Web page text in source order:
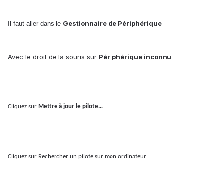
Il faut aller dans le Gestionnaire de Périphérique
Avec le droit de la souris sur Périphérique inconnu
Cliquez sur Mettre à jour le pilote…
Cliquez sur Rechercher un pilote sur mon ordinateur